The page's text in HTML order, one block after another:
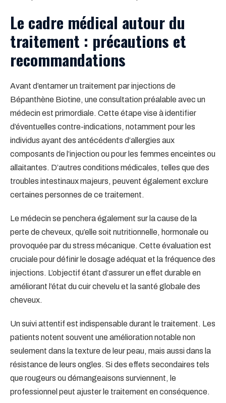
Le cadre médical autour du
traitement : précautions et
recommandations
Avant d’entamer un traitement par injections de
Bépanthène Biotine, une consultation préalable avec un
médecin est primordiale. Cette étape vise à identifier
d’éventuelles contre-indications, notamment pour les
individus ayant des antécédents d’allergies aux
composants de l’injection ou pour les femmes enceintes ou
allaitantes. D’autres conditions médicales, telles que des
troubles intestinaux majeurs, peuvent également exclure
certaines personnes de ce traitement.
Le médecin se penchera également sur la cause de la
perte de cheveux, qu’elle soit nutritionnelle, hormonale ou
provoquée par du stress mécanique. Cette évaluation est
cruciale pour définir le dosage adéquat et la fréquence des
injections. L’objectif étant d’assurer un effet durable en
améliorant l’état du cuir chevelu et la santé globale des
cheveux.
Un suivi attentif est indispensable durant le traitement. Les
patients notent souvent une amélioration notable non
seulement dans la texture de leur peau, mais aussi dans la
résistance de leurs ongles. Si des effets secondaires tels
que rougeurs ou démangeaisons surviennent, le
professionnel peut ajuster le traitement en conséquence.